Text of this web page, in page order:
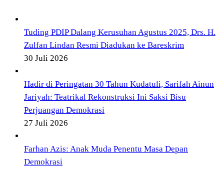
Tuding PDIP Dalang Kerusuhan Agustus 2025, Drs. H.
Zulfan Lindan Resmi Diadukan ke Bareskrim
30 Juli 2026
Hadir di Peringatan 30 Tahun Kudatuli, Sarifah Ainun
Jariyah: Teatrikal Rekonstruksi Ini Saksi Bisu
Perjuangan Demokrasi
27 Juli 2026
Farhan Azis: Anak Muda Penentu Masa Depan
Demokrasi